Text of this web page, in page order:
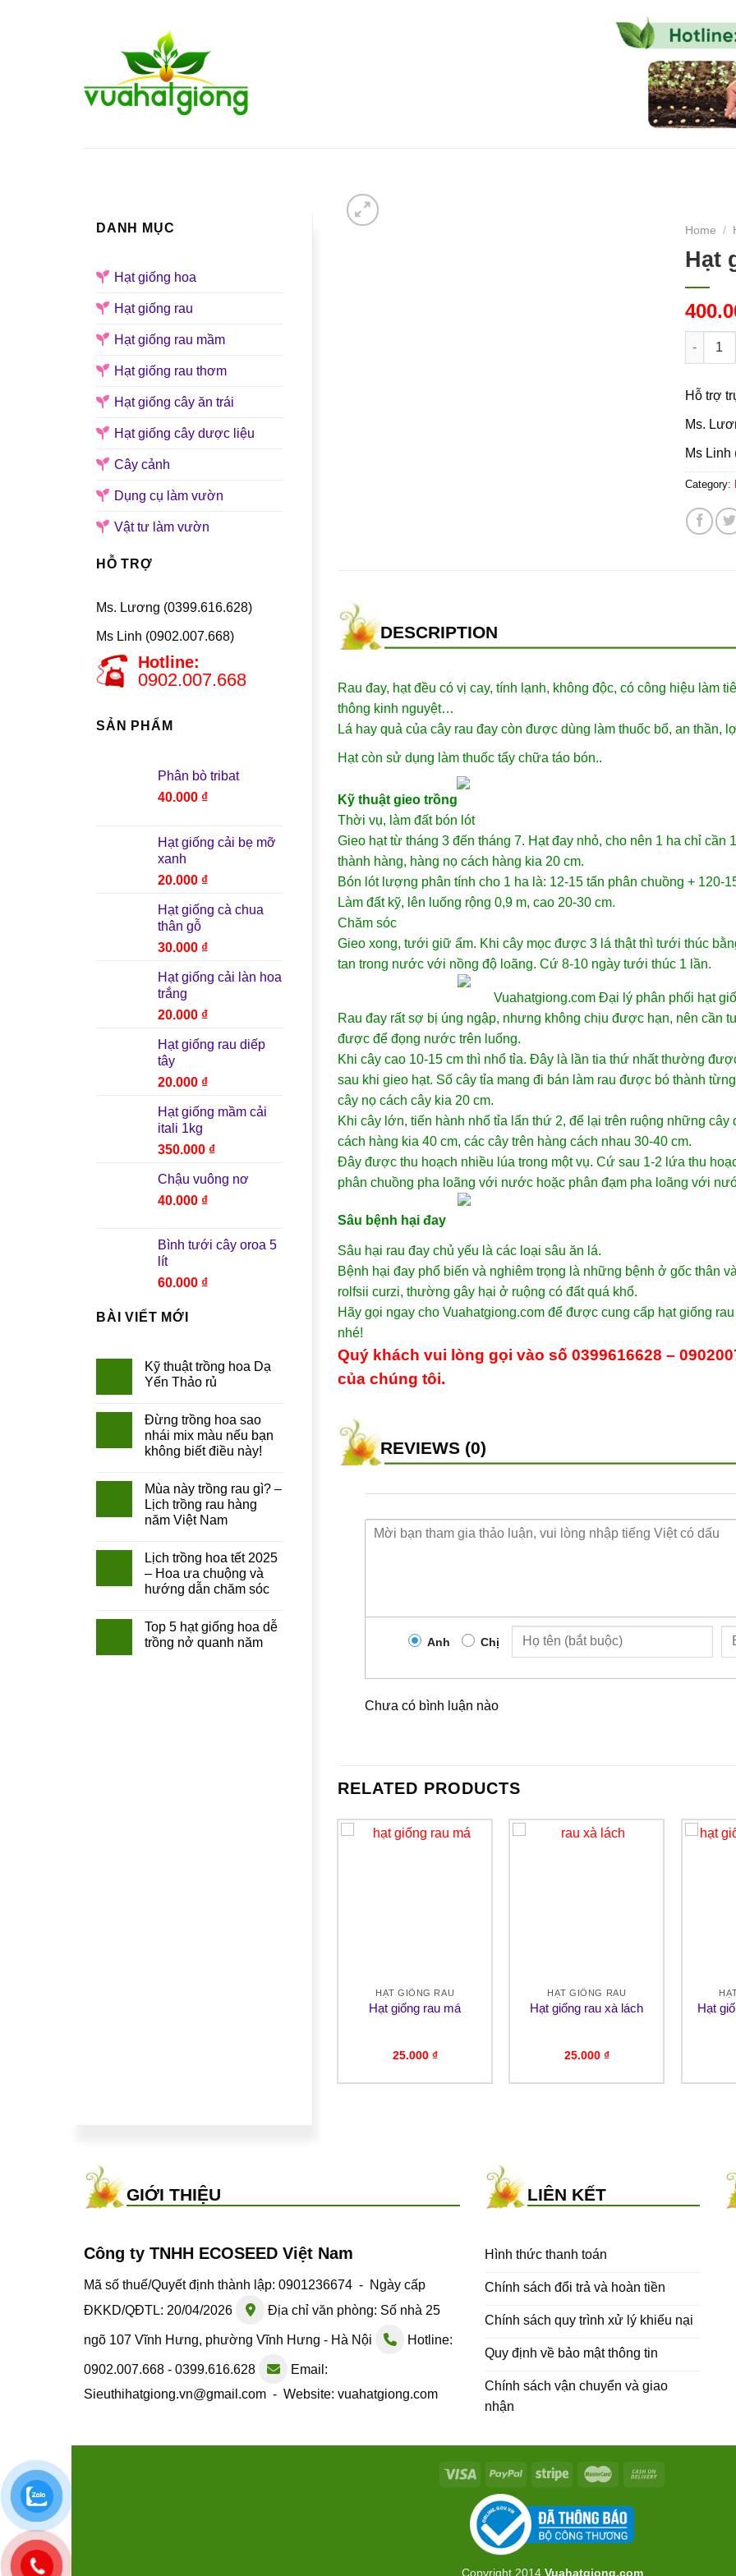
DANH MỤC
Hạt giống hoa
Hạt giống rau
Hạt giống rau mầm
Hạt giống rau thơm
Hạt giống cây ăn trái
Hạt giống cây dược liệu
Cây cảnh
Dụng cụ làm vườn
Vật tư làm vườn
HỖ TRỢ
Ms. Lương (0399.616.628)
Ms Linh (0902.007.668)
Hotline:
0902.007.668
SẢN PHẨM
Phân bò tribat
40.000 ₫
Hạt giống cải bẹ mỡ
xanh
20.000 ₫
Hạt giống cà chua
thân gỗ
30.000 ₫
Hạt giống cải làn hoa
trắng
20.000 ₫
Hạt giống rau diếp
tây
20.000 ₫
Hạt giống mầm cải
itali 1kg
350.000 ₫
Chậu vuông nơ
40.000 ₫
Bình tưới cây oroa 5
lít
60.000 ₫
BÀI VIẾT MỚI
Kỹ thuật trồng hoa Dạ
Yến Thảo rủ
Đừng trồng hoa sao
nhái mix màu nếu bạn
không biết điều này!
Mùa này trồng rau gì? –
Lịch trồng rau hàng
năm Việt Nam
Lịch trồng hoa tết 2025
– Hoa ưa chuộng và
hướng dẫn chăm sóc
Top 5 hạt giống hoa dễ
trồng nở quanh năm
Home /
Hạt
Hạt
Hỗ trợ
Ms.
Ms Linh
Category:
DESCRIPTION
Rau đay, hạt đều có vị cay, tính lạnh, không độc, có công hiệu làm
thông kinh nguyệt…
Lá hay quả của cây rau đay còn được dùng làm thuốc bổ, an thần,
Hạt còn sử dụng làm thuốc tẩy chữa táo bón..
Kỹ thuật gieo trồng
Thời vụ, làm đất bón lót
Gieo hạt từ tháng 3 đến tháng 7. Hạt đay nhỏ, cho nên 1 ha chỉ cần
thành hàng, hàng nọ cách hàng kia 20 cm.
Bón lót lượng phân tính cho 1 ha là: 12-15 tấn phân chuồng + 120-
Làm đất kỹ, lên luống rộng 0,9 m, cao 20-30 cm.
Chăm sóc
Gieo xong, tưới giữ ẩm. Khi cây mọc được 3 lá thật thì tưới thúc
tan trong nước với nồng độ loãng. Cứ 8-10 ngày tưới thúc 1 lần.
Vuahatgiong.com Đại lý phân phối hạt
Rau đay rất sợ bị úng ngập, nhưng không chịu được hạn, nên cần
được để đọng nước trên luống.
Khi cây cao 10-15 cm thì nhổ tỉa. Đây là lần tia thứ nhất thường
sau khi gieo hạt. Số cây tỉa mang đi bán làm rau được bó thành
cây nọ cách cây kia 20 cm.
Khi cây lớn, tiến hành nhổ tỉa lẩn thứ 2, để lại trên ruộng những
cách hàng kia 40 cm, các cây trên hàng cách nhau 30-40 cm.
Đây được thu hoạch nhiều lúa trong một vụ. Cứ sau 1-2 lứa thu
phân chuồng pha loãng với nước hoặc phân đạm pha loãng với
Sâu bệnh hại đay
Sâu hại rau đay chủ yếu là các loại sâu ăn lá.
Bệnh hại đay phổ biến và nghiêm trọng là những bệnh ở gốc thân
rolfsii curzi, thường gây hại ở ruộng có đất quá khổ.
Hãy gọi ngay cho Vuahatgiong.com để được cung cấp hạt giống rau
nhé!
Quý khách vui lòng gọi vào số 0399616628 –
của chúng tôi.
REVIEWS (0)
Anh Chị
Chưa có bình luận nào
RELATED PRODUCTS
HẠT GIỐNG RAU
Hạt giống rau má
25.000 ₫
HẠT GIỐNG RAU
Hạt giống rau xà lách
25.000 ₫
Hạt
GIỚI THIỆU
Công ty TNHH ECOSEED Việt Nam
Mã số thuế/Quyết định thành lập: 0901236674 - Ngày cấp
ĐKKD/QĐTL: 20/04/2026
Địa chỉ văn phòng: Số nhà 25
ngõ 107 Vĩnh Hưng, phường Vĩnh Hưng - Hà Nội Hotline:
0902.007.668 - 0399.616.628
Email:
Sieuthihatgiong.vn@gmail.com - Website: vuahatgiong.com
LIÊN KẾT
Hình thức thanh toán
Chính sách đổi trả và hoàn tiền
Chính sách quy trình xử lý khiếu nại
Quy định về bảo mật thông tin
Chính sách vận chuyển và giao
nhận
Copyright 2014 Vuahatgiong.com